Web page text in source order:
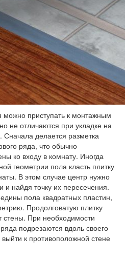
можно приступать к монтажным
не отличаются при укладке на
делается разметка
ряда, что обычно
ко входу в комнату. Иногда
геометрии пола класть плитку
В этом случае центр нужно
и найдя точку их пересечения.
пола квадратных пластин,
Продолговатую плитку
стены. При необходимости
подрезаются вдоль своего
к противоположной стене